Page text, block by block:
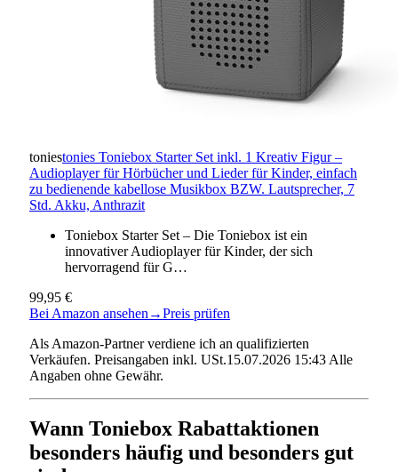
toniestonies Toniebox Starter Set inkl. 1 Kreativ Figur –
Audioplayer für Hörbücher und Lieder für Kinder, einfach
zu bedienende kabellose Musikbox BZW. Lautsprecher, 7
Std. Akku, Anthrazit
Toniebox Starter Set – Die Toniebox ist ein
innovativer Audioplayer für Kinder, der sich
hervorragend für G…
99,95 €
Bei Amazon ansehen →Preis prüfen
Als Amazon-Partner verdiene ich an qualifizierten
Verkäufen. Preisangaben inkl. USt.15.07.2026 15:43 Alle
Angaben ohne Gewähr.
Wann Toniebox Rabattaktionen
besonders häufig und besonders gut